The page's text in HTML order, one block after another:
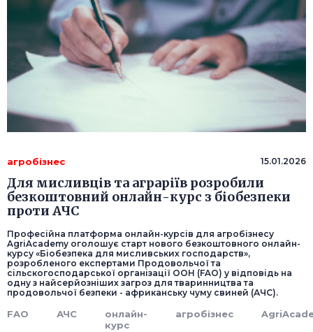
агробізнес 15.01.2026
Для мисливців та аграріїв розробили
безкоштовний онлайн-курс з біобезпеки
проти АЧС
Професійна платформа онлайн-курсів для агробізнесу
AgriAcademy оголошує старт нового безкоштовного онлайн-
курсу «Біобезпека для мисливських господарств»,
розробленого експертами Продовольчої та
сільскогосподарської організації ООН (FAO) у відповідь на
одну з найсерйозніших загроз для тваринництва та
продовольчої безпеки - африканську чуму свиней (АЧС).
FAO АЧС
онлайн-
курс
агробізнес